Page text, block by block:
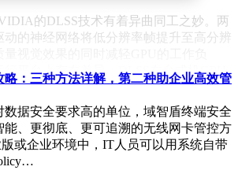
的DLSS技术有着异曲同工之妙。两
动的神经网络将低分辨率帧提升至高分辨
行平台上存在差异：DLSS在台式机GPU
运行，而NSS则使用内置于Mali GPU中
些加速器专为移动设备优化。这意味
够随时随地享受到与DLSS相媲美的性
及，Arm在硬件上市前便推出了开放神
略：三种方法详解，第二种助企业高效管
数据安全要求高的单位，域智盾终端安全
能、更彻底、更可追溯的无线网卡管控方
或企业环境中，IT人员可以用系统自带